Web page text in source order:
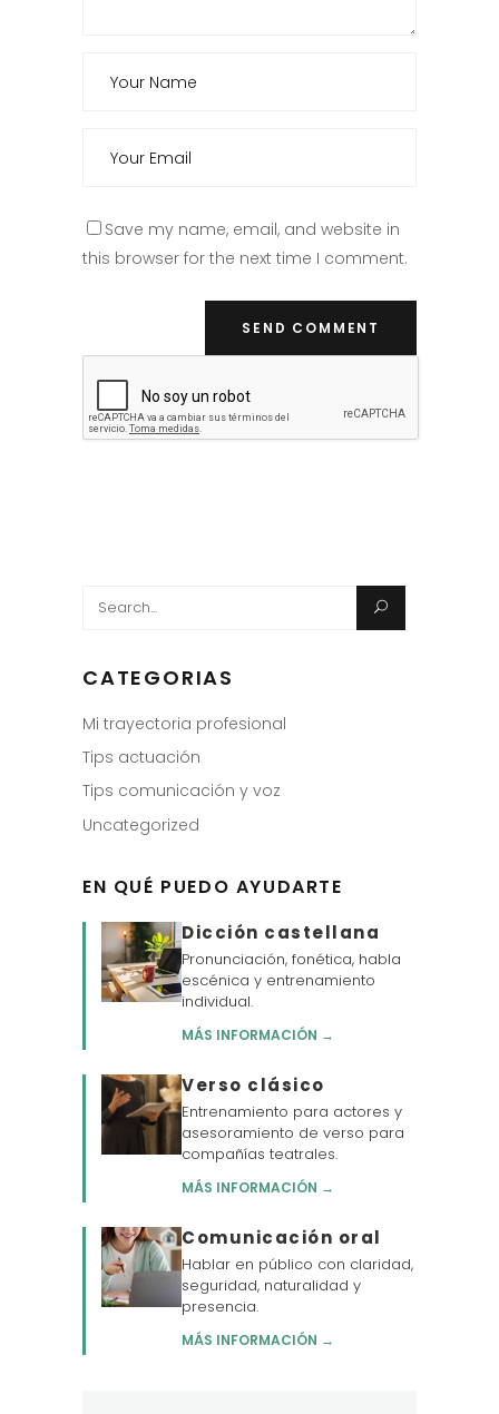
Save my name, email, and website in
this browser for the next time I comment.
Search
CATEGORIAS
Mi trayectoria profesional
Tips actuación
Tips comunicación y voz
Uncategorized
EN QUÉ PUEDO AYUDARTE
Dicción castellana
Pronunciación, fonética, habla
escénica y entrenamiento
individual.
MÁS INFORMACIÓN →
Verso clásico
Entrenamiento para actores y
asesoramiento de verso para
compañías teatrales.
MÁS INFORMACIÓN →
Comunicación oral
Hablar en público con claridad,
seguridad, naturalidad y
presencia.
MÁS INFORMACIÓN →